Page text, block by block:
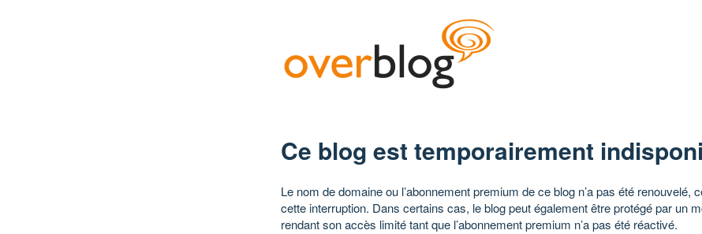
Ce blog est temporairement
Le nom de domaine ou l’abonnement premium de ce blog n’a pas été renouvelé,
cette interruption. Dans certains cas, le blog peut également être protégé par un
rendant son accès limité tant que l’abonnement premium n’a pas été réactivé.